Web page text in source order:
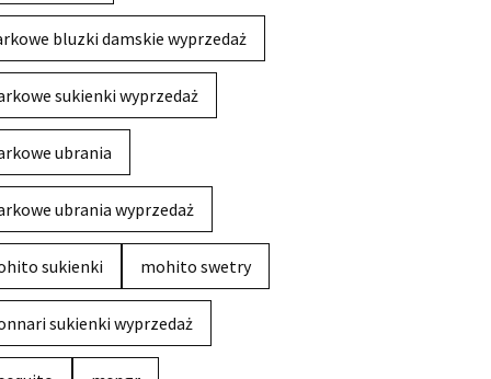
bluzki damskie wyprzedaż
sukienki wyprzedaż
ubrania
ubrania wyprzedaż
sukienki mohito swetry
sukienki wyprzedaż